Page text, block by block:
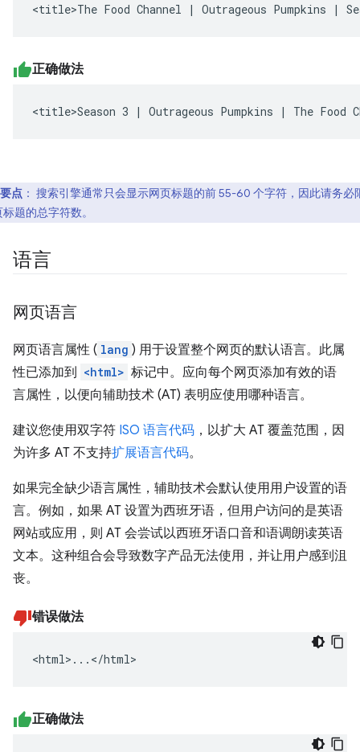
<title>The Food Channel | Outrageous Pumpkins |
正确做法
<title>Season 3 | Outrageous Pumpkins | The Food
要点 ： 搜索引擎通常只会显示网页标题的前 55-60 个字符，因此请务必
题的总字符数。
语言
网页语言
网页语言属性 ( lang ) 用于设置整个网页的默认语言。此属
性已添加到 <html> 标记中。应向每个网页添加有效的语
言属性，以便向辅助技术 (AT) 表明应使用哪种语言。
建议您使用双字符 ISO 语言代码 ，以扩大 AT 覆盖范围，因
为许多 AT 不支持扩展语言代码。
如果完全缺少语言属性，辅助技术会默认使用用户设置的语
言。例如，如果 AT 设置为西班牙语，但用户访问的是英语
网站或应用，则 AT 会尝试以西班牙语口音和语调朗读英语
文本。这种组合会导致数字产品无法使用，并让用户感到沮
丧。
错误做法
<html>...</html>
正确做法